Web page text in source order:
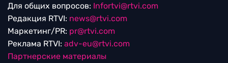
Для общих вопросов: Infortvi@rtvi.com
Редакция RTVI: news@rtvi.com
Маркетинг/PR: pr@rtvi.com
Реклама RTVI: adv-eu@rtvi.com
Партнерские материалы